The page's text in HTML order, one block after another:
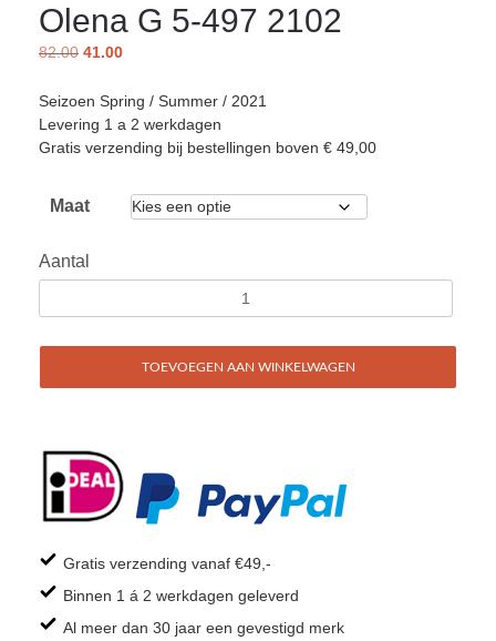
Olena G 5-497 2102
82.00 41.00
Seizoen Spring / Summer / 2021
Levering 1 a 2 werkdagen
Gratis verzending bij bestellingen boven € 49,00
Maat
Aantal
TOEVOEGEN AAN WINKELWAGEN
Gratis verzending vanaf €49,-
Binnen 1 á 2 werkdagen geleverd
Al meer dan 30 jaar een gevestigd merk